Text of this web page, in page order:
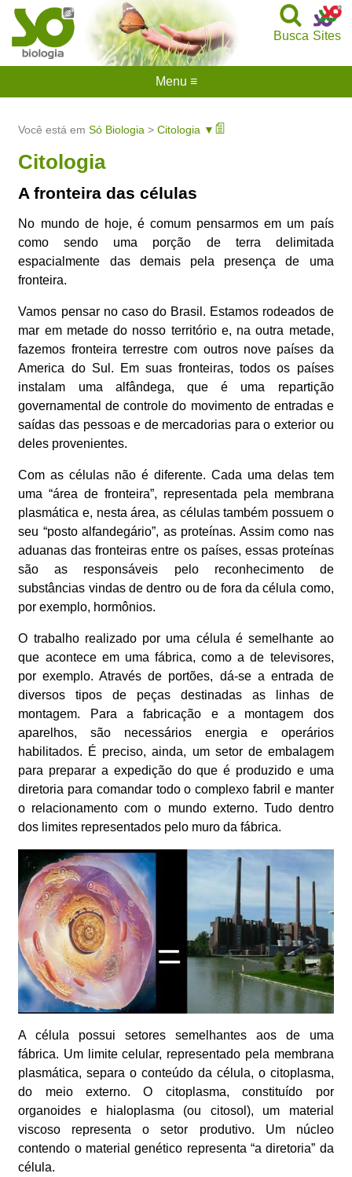
Sites
Busca
Você está emSó Biologia >Citologia ▼
Citologia
A fronteira das células
No mundo de hoje, é comum pensarmos em um país
como sendo uma porção de terra delimitada
espacialmente das demais pela presença de uma
fronteira.
Vamos pensar no caso do Brasil. Estamos rodeados de
mar em metade do nosso território e, na outra metade,
fazemos fronteira terrestre com outros nove países da
America do Sul. Em suas fronteiras, todos os países
instalam uma alfândega, que é uma repartição
governamental de controle do movimento de entradas e
saídas das pessoas e de mercadorias para o exterior ou
deles provenientes.
Com as células não é diferente. Cada uma delas tem
uma “área de fronteira”, representada pela membrana
plasmática e, nesta área, as células também possuem o
seu “posto alfandegário”, as proteínas. Assim como nas
aduanas das fronteiras entre os países, essas proteínas
são as responsáveis pelo reconhecimento de
substâncias vindas de dentro ou de fora da célula como,
por exemplo, hormônios.
O trabalho realizado por uma célula é semelhante ao
que acontece em uma fábrica, como a de televisores,
por exemplo. Através de portões, dá-se a entrada de
diversos tipos de peças destinadas as linhas de
montagem. Para a fabricação e a montagem dos
aparelhos, são necessários energia e operários
habilitados. É preciso, ainda, um setor de embalagem
para preparar a expedição do que é produzido e uma
diretoria para comandar todo o complexo fabril e manter
o relacionamento com o mundo externo. Tudo dentro
dos limites representados pelo muro da fábrica.
A célula possui setores semelhantes aos de uma
fábrica. Um limite celular, representado pela membrana
plasmática, separa o conteúdo da célula, o citoplasma,
do meio externo. O citoplasma, constituído por
organoides e hialoplasma (ou citosol), um material
viscoso representa o setor produtivo. Um núcleo
contendo o material genético representa “a diretoria” da
célula.